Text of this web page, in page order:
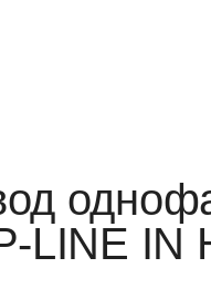
LINE IN